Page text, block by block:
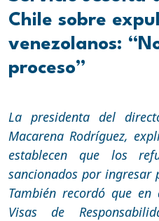
Chile sobre
venezolanos:
proceso”
La presidenta del
Macarena Rodríguez,
establecen que los
sancionados por ingresar
También recordó que
Visas de